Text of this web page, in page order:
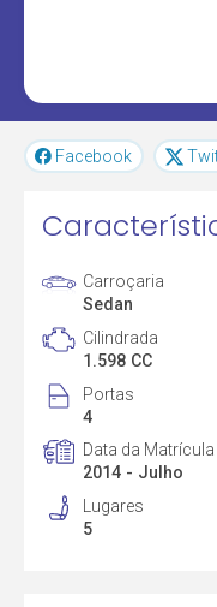
Facebook
Carroçaria
Sedan
Cilindrada
1.598 CC
Portas
4
Data da Matrícula
2014 - Julho
Lugares
5